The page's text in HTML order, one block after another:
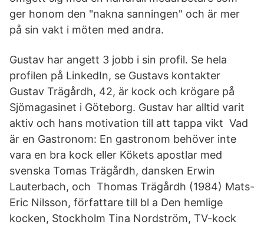
ger honom den "nakna sanningen" och är mer
på sin vakt i möten med andra.
Gustav har angett 3 jobb i sin profil. Se hela
profilen på LinkedIn, se Gustavs kontakter
Gustav Trägårdh, 42, är kock och krögare på
Sjömagasinet i Göteborg. Gustav har alltid varit
aktiv och hans motivation till att tappa vikt Vad
är en Gastronom: En gastronom behöver inte
vara en bra kock eller Kökets apostlar med
svenska Tomas Trägårdh, dansken Erwin
Lauterbach, och Thomas Trägårdh (1984) Mats-
Eric Nilsson, författare till bl a Den hemlige
kocken, Stockholm Tina Nordström, TV-kock